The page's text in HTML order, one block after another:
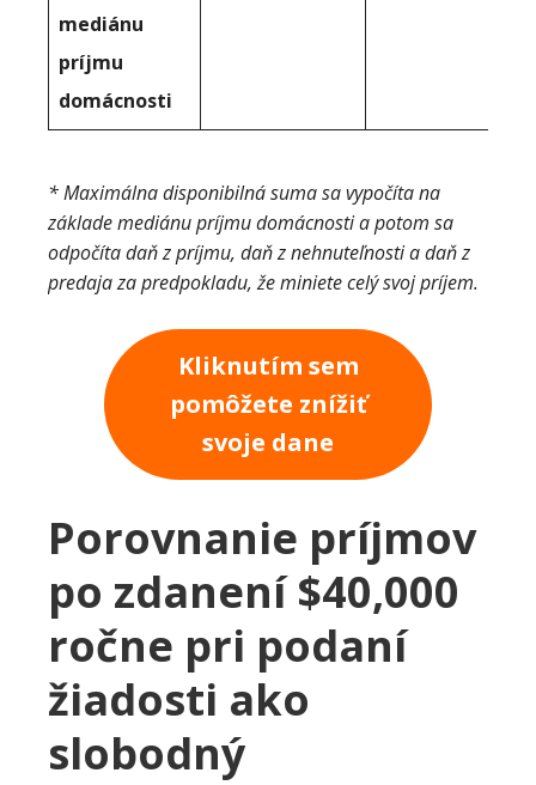
mediánu
príjmu
domácnosti
* Maximálna disponibilná suma sa vypočíta na
základe mediánu príjmu domácnosti a potom sa
odpočíta daň z príjmu, daň z nehnuteľnosti a daň z
predaja za predpokladu, že miniete celý svoj príjem.
Kliknutím sem
pomôžete znížiť
svoje dane
Porovnanie príjmov
po zdanení $40,000
ročne pri podaní
žiadosti ako
slobodný